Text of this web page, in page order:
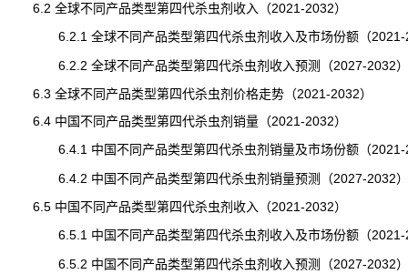
6.2 全球不同产品类型第四代杀虫剂收入（2021-2032）
6.2.1 全球不同产品类型第四代杀虫剂收入及市场份额（2021-
6.2.2 全球不同产品类型第四代杀虫剂收入预测（2027-2032）
6.3 全球不同产品类型第四代杀虫剂价格走势（2021-2032）
6.4 中国不同产品类型第四代杀虫剂销量（2021-2032）
6.4.1 中国不同产品类型第四代杀虫剂销量及市场份额（2021-
6.4.2 中国不同产品类型第四代杀虫剂销量预测（2027-2032）
6.5 中国不同产品类型第四代杀虫剂收入（2021-2032）
6.5.1 中国不同产品类型第四代杀虫剂收入及市场份额（2021-
6.5.2 中国不同产品类型第四代杀虫剂收入预测（2027-2032）